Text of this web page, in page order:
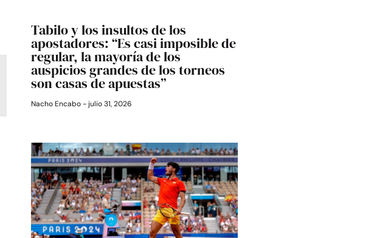
Tabilo y los insultos de los
apostadores: “Es casi imposible de
regular, la mayoría de los
auspicios grandes de los torneos
son casas de apuestas”
Nacho Encabo julio 31, 2026